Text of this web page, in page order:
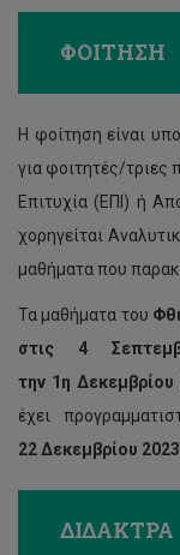
ΦΟΙΤΗΣΗ
Η φοίτηση είναι
για φοιτητές/τριες
Επιτυχία (ΕΠΙ) ή
χορηγείται
μαθήματα που
Τα μαθήματα του
στις 4
την 1η Δεκεμβρίου
έχει
22 Δεκεμβρίου
ΔΙΔΑΚΤΡΑ